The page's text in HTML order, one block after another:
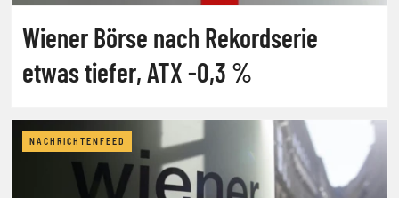
Wiener Börse nach Rekordserie
etwas tiefer, ATX -0,3 %
NACHRICHTENFEED